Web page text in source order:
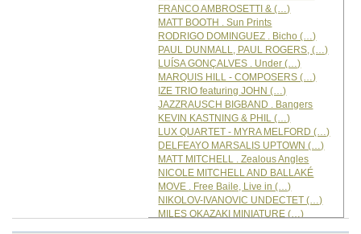
FRANCO AMBROSETTI & (…)
MATT BOOTH . Sun Prints
RODRIGO DOMINGUEZ . Bicho (…)
PAUL DUNMALL, PAUL ROGERS, (…)
LUÍSA GONÇALVES . Under (…)
MARQUIS HILL - COMPOSERS (…)
IZE TRIO featuring JOHN (…)
JAZZRAUSCH BIGBAND . Bangers
KEVIN KASTNING & PHIL (…)
LUX QUARTET - MYRA MELFORD (…)
DELFEAYO MARSALIS UPTOWN (…)
MATT MITCHELL . Zealous Angles
NICOLE MITCHELL AND BALLAKÉ
MOVE . Free Baile, Live in (…)
NIKOLOV-IVANOVIC UNDECTET (…)
MILES OKAZAKI MINIATURE (…)